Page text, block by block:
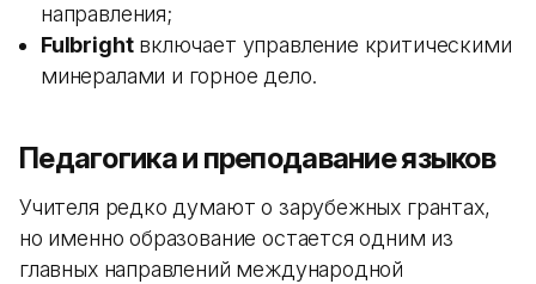
направления;
Fulbrightвключает управление критическими
минералами и горное дело.
Педагогика и преподавание языков
Учителя редко думают о зарубежных грантах,
но именно образование остается одним из
главных направлений международной